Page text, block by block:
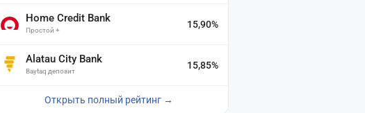
Home Credit Bank
Простой +
15,90%
Alatau City Bank
Baytaq депозит
15,85%
Открыть полный рейтинг →